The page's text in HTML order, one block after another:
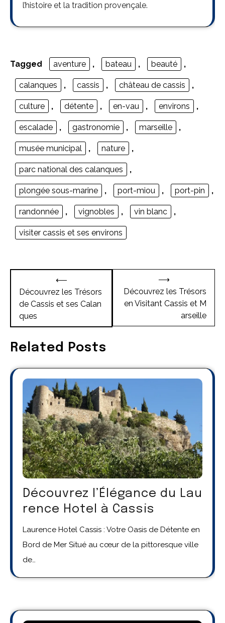
l’histoire et la tradition provençale.
Tagged aventure , bateau , beauté ,
calanques , cassis , château de cassis ,
culture , détente , en-vau , environs ,
escalade , gastronomie , marseille ,
musée municipal , nature ,
parc national des calanques ,
plongée sous-marine , port-miou , port-pin ,
randonnée , vignobles , vin blanc ,
visiter cassis et ses environs
Navigation
de
l’article
⟵
Découvrez les Trésors
de Cassis et ses Calan
ques
Découvrez les Trésors
en Visitant Cassis et M
arseille
⟶
Related Posts
Découvrez l’Élégance du Lau
rence Hotel à Cassis
Laurence Hotel Cassis : Votre Oasis de Détente en
Bord de Mer Situé au cœur de la pittoresque ville
de…